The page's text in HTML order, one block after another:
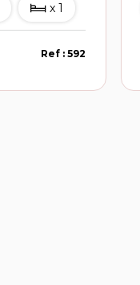
x 1
Ref : 592